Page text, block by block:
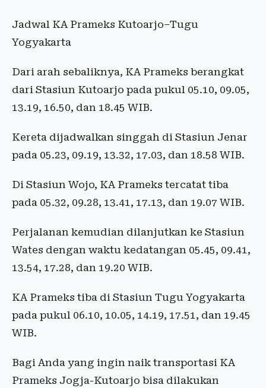
Jadwal KA Prameks Kutoarjo–Tugu
Yogyakarta
Dari arah sebaliknya, KA Prameks berangkat
dari Stasiun Kutoarjo pada pukul 05.10, 09.05,
13.19, 16.50, dan 18.45 WIB.
Kereta dijadwalkan singgah di Stasiun Jenar
pada 05.23, 09.19, 13.32, 17.03, dan 18.58 WIB.
Di Stasiun Wojo, KA Prameks tercatat tiba
pada 05.32, 09.28, 13.41, 17.13, dan 19.07 WIB.
Perjalanan kemudian dilanjutkan ke Stasiun
Wates dengan waktu kedatangan 05.45, 09.41,
13.54, 17.28, dan 19.20 WIB.
KA Prameks tiba di Stasiun Tugu Yogyakarta
pada pukul 06.10, 10.05, 14.19, 17.51, dan 19.45
WIB.
Bagi Anda yang ingin naik transportasi KA
Prameks Jogja-Kutoarjo bisa dilakukan